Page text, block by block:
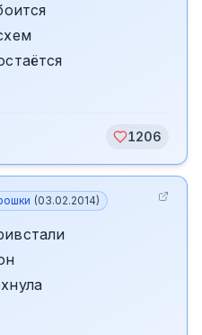
1206
(03.02.2014)